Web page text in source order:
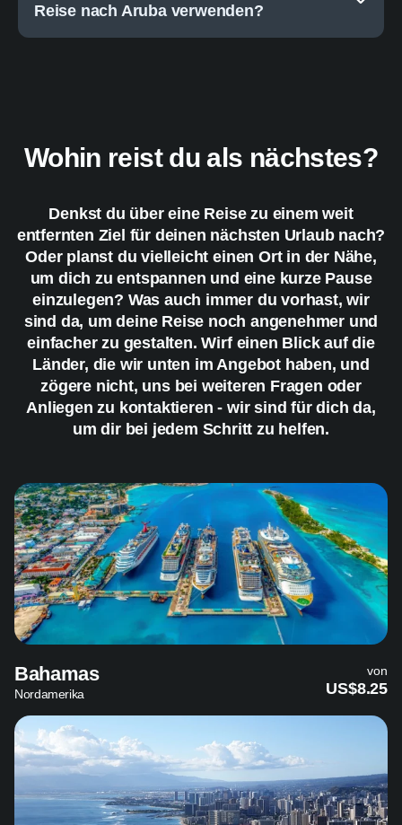
Reise nach Aruba verwenden?
Wohin reist du als nächstes?
Denkst du über eine Reise zu einem weit
entfernten Ziel für deinen nächsten Urlaub nach?
Oder planst du vielleicht einen Ort in der Nähe,
um dich zu entspannen und eine kurze Pause
einzulegen? Was auch immer du vorhast, wir
sind da, um deine Reise noch angenehmer und
einfacher zu gestalten. Wirf einen Blick auf die
Länder, die wir unten im Angebot haben, und
zögere nicht, uns bei weiteren Fragen oder
Anliegen zu kontaktieren - wir sind für dich da,
um dir bei jedem Schritt zu helfen.
Bahamas
Nordamerika
von
US$8.25